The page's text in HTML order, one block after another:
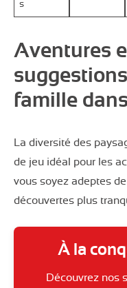
s
Aventures
famille
La diversité des
de jeu idéal pour les
vous soyez adeptes
découvertes plus
À la
Découvrez nos